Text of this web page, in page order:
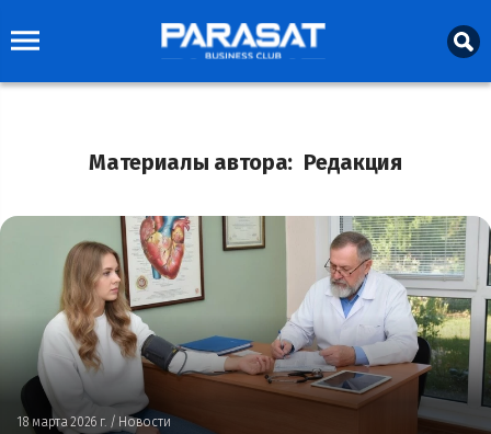
Материалы автора: Редакция
18 марта 2026 г. / Новости